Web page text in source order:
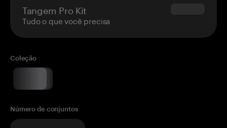
Tangem Pro Kit
Tudo o que você precisa
$180.00
Coleção
Número de conjuntos